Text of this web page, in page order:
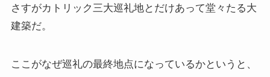
さすがカトリック三大巡礼地とだけあって堂々たる大
建築だ。
ここがなぜ巡礼の最終地点になっているかというと、